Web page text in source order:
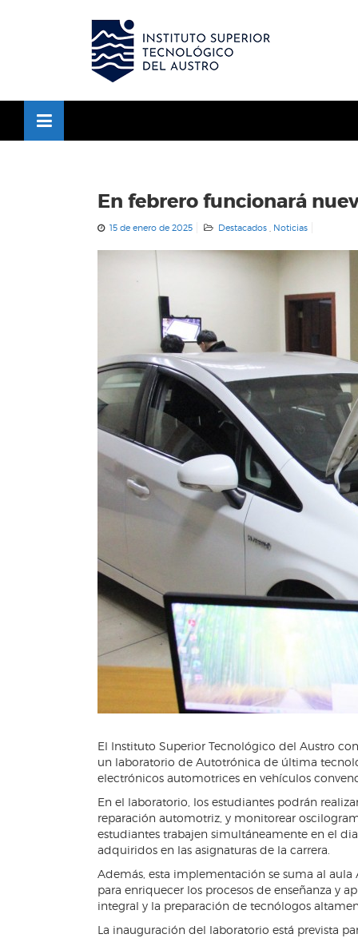
En febrero funcionará
15 de enero de 2025 Destacados Noticias
El Instituto Superior Tecnológico del Austro
un laboratorio de Autotrónica de última
electrónicos automotrices en vehículos
En el laboratorio, los estudiantes podrán
reparación automotriz, y monitorear
estudiantes trabajen simultáneamente en el
adquiridos en las asignaturas de la carrera.
Además, esta implementación se suma al
para enriquecer los procesos de enseñanza y
integral y la preparación de tecnólogos
La inauguración del laboratorio está prevista